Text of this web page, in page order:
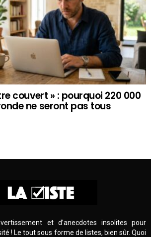
couvert » : pourquoi 220 000
ne seront pas tous
et d’anecdotes insolites pour
! Le tout sous forme de listes, bien sûr. Quoi